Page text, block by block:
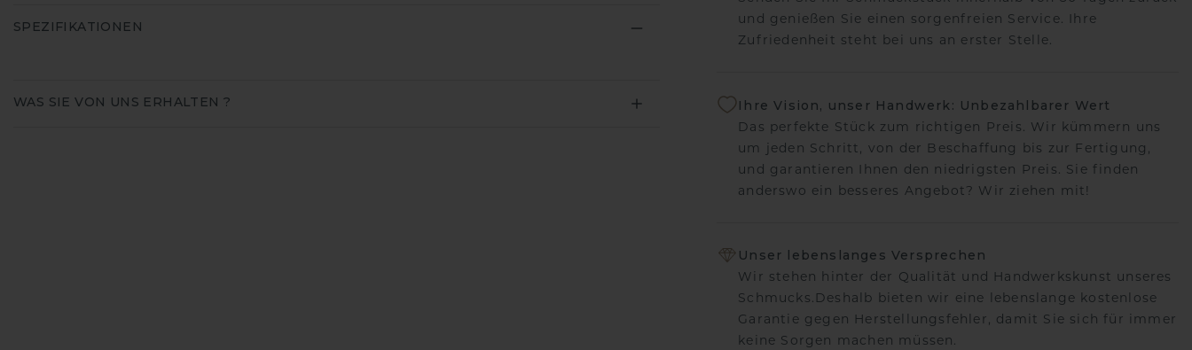
und genießen Sie einen sorgenfreien Service. Ihre
Zufriedenheit steht bei uns an erster Stelle.
Ihre Vision, unser Handwerk: Unbezahlbarer Wert
Das perfekte Stück zum richtigen Preis. Wir kümmern uns
um jeden Schritt, von der Beschaffung bis zur Fertigung,
und garantieren Ihnen den niedrigsten Preis. Sie finden
anderswo ein besseres Angebot? Wir ziehen mit!
Unser lebenslanges Versprechen
Wir stehen hinter der Qualität und Handwerkskunst unseres
Schmucks.Deshalb bieten wir eine lebenslange kostenlose
Garantie gegen Herstellungsfehler, damit Sie sich für immer
keine Sorgen machen müssen.
SPEZIFIKATIONEN
WAS SIE VON UNS ERHALTEN ?